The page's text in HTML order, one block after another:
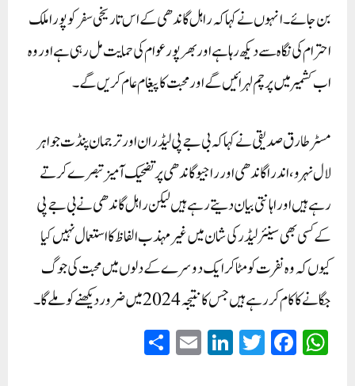
بن جائے۔انہوں نے کہا کہ راہل گاندھی کے اس تاریخی سفر کو پورا ملک
احترام کی نگاہ سے دیکھ رہا ہے اور بھر پور عوام کی حمایت مل رہی ہے اور وہ
اب کشمیر میں پرچم لہرائیں گے اور محبت کا پیغام عام کریں گے۔
مسٹر طارق صدیقی نے کہا کہ بی جے پی لیڈران اور ترجمان پنڈت جواہر
لال نہرو، اندرا گاندھی اور راجیو گاندھی پر تضحیک آمیز تبصرے کرتے
رہے ہیں اور اہانتی بیان دیتے رہے ہیں لیکن راہل گاندھی نے بی جے پی
کے کسی بھی سینئر لیڈر کی شان میں غیر مہذب الفاظ کا استعمال نہیں کیا
کیوں کہ وہ نفرت کو مٹا کر ایک دوسرے کے دلوں میں محبت کی جوگ
جگانے کا کام کررہے ہیں جس کا نتیجہ 2024میں ضروردیکھنے کو ملے گا۔
W
ha
Fa
ce
T
wi
Li
nk
E
m